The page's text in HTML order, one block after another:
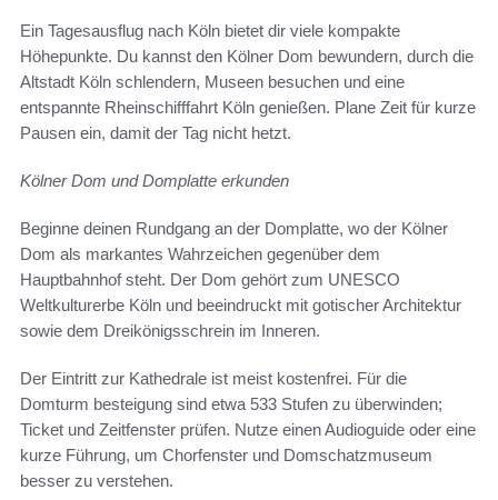
Ein Tagesausflug nach Köln bietet dir viele kompakte
Höhepunkte. Du kannst den Kölner Dom bewundern, durch die
Altstadt Köln schlendern, Museen besuchen und eine
entspannte Rheinschifffahrt Köln genießen. Plane Zeit für kurze
Pausen ein, damit der Tag nicht hetzt.
Kölner Dom und Domplatte erkunden
Beginne deinen Rundgang an der Domplatte, wo der Kölner
Dom als markantes Wahrzeichen gegenüber dem
Hauptbahnhof steht. Der Dom gehört zum UNESCO
Weltkulturerbe Köln und beeindruckt mit gotischer Architektur
sowie dem Dreikönigsschrein im Inneren.
Der Eintritt zur Kathedrale ist meist kostenfrei. Für die
Domturm besteigung sind etwa 533 Stufen zu überwinden;
Ticket und Zeitfenster prüfen. Nutze einen Audioguide oder eine
kurze Führung, um Chorfenster und Domschatzmuseum
besser zu verstehen.